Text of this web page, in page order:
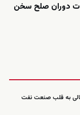
دوران صلح سخن
به قلب صنعت نفت